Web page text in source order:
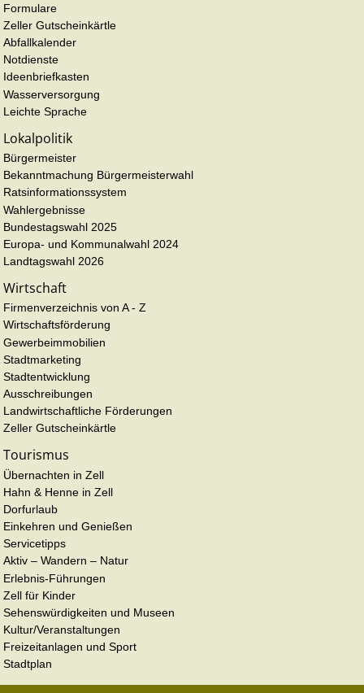
Formulare
Zeller Gutscheinkärtle
Abfallkalender
Notdienste
Ideenbriefkasten
Wasserversorgung
Leichte Sprache
Lokalpolitik
Bürgermeister
Bekanntmachung Bürgermeisterwahl
Ratsinformationssystem
Wahlergebnisse
Bundestagswahl 2025
Europa- und Kommunalwahl 2024
Landtagswahl 2026
Wirtschaft
Firmenverzeichnis von A - Z
Wirtschaftsförderung
Gewerbeimmobilien
Stadtmarketing
Stadtentwicklung
Ausschreibungen
Landwirtschaftliche Förderungen
Zeller Gutscheinkärtle
Tourismus
Übernachten in Zell
Hahn & Henne in Zell
Dorfurlaub
Einkehren und Genießen
Servicetipps
Aktiv – Wandern – Natur
Erlebnis-Führungen
Zell für Kinder
Sehenswürdigkeiten und Museen
Kultur/Veranstaltungen
Freizeitanlagen und Sport
Stadtplan